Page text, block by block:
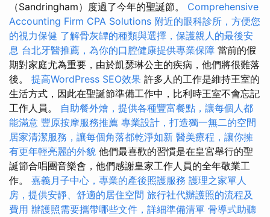
（Sandringham）度過了今年的聖誕節。 Comprehensive
Accounting Firm CPA Solutions 附近的眼科診所，方便您
的視力保健 了解骨灰罈的種類與選擇，保護親人的最後安
息 台北牙醫推薦，為你的口腔健康提供專業保障 當前的假
期對家庭尤為重要，由於凱瑟琳公主的疾病，他們將很難落
後。 提高WordPress SEO效果 許多人的工作是維持王室的
生活方式，因此在聖誕節準備工作中，比利時王室不會忘記
工作人員。 自助餐外燴，提供各種豐富餐點，讓每個人都
能滿意 豐原按摩服務推薦 專業設計，打造獨一無二的空間
居家清潔服務，讓每個角落都乾淨如新 醫美療程，讓你擁
有更年輕亮麗的外貌 他們最喜歡的習慣是在皇宮舉行的聖
誕節合唱團音樂會，他們感謝皇家工作人員的全年敬業工
作。 嘉義月子中心，專業的產後照護服務 護理之家單人
房，提供安靜、舒適的居住空間 旅行社代辦護照的流程及
費用 辦護照需要攜帶哪些文件，詳細準備清單 骨導式助聽